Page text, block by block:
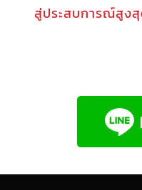
สู่ประสบการณ์สูง